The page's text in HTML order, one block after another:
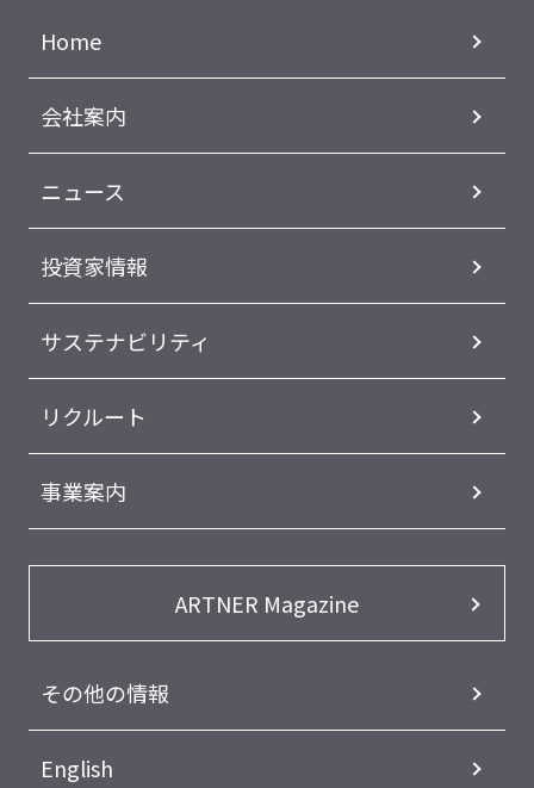
Home
会社案内
ニュース
投資家情報
サステナビリティ
リクルート
事業案内
ARTNER Magazine
その他の情報
English